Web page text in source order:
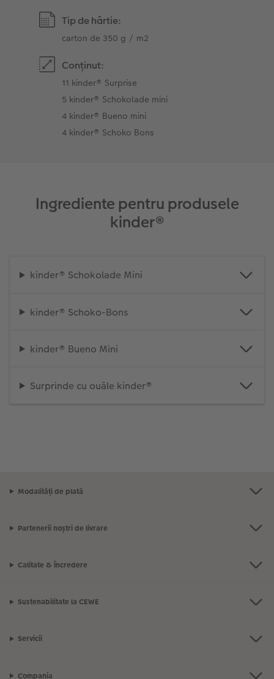
Tip de hârtie:
carton de 350 g / m2
Conținut:
11 kinder® Surprise
5 kinder® Schokolade mini
4 kinder® Bueno mini
4 kinder® Schoko Bons
Ingrediente pentru produsele
kinder®
kinder® Schokolade Mini
kinder® Schoko-Bons
kinder® Bueno Mini
Surprinde cu ouăle kinder®
Modalități de plată
Partenerii noștri de livrare
Calitate & Încredere
Sustenabilitate la CEWE
Servicii
Compania